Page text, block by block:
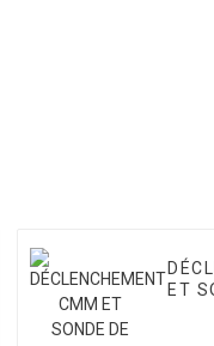
ET